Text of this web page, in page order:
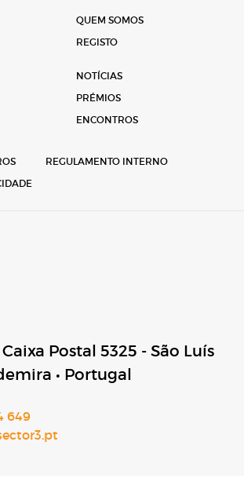
QUEM SOMOS
REGISTO
NOTÍCIAS
PRÉMIOS
ENCONTROS
REGULAMENTO INTERNO
Postal 5325 - São Luís
• Portugal
649